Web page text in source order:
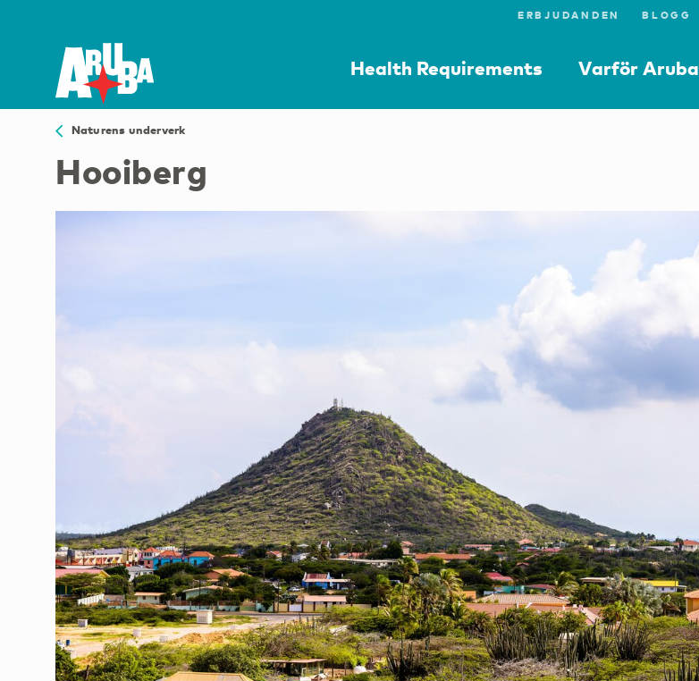
ERBJUDANDEN BLOGG
Health Requirements Varför Aruba
Naturens underverk
Hooiberg